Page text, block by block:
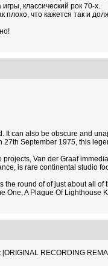
классический рок 70-х.
что кажется так и
can also be obscure and
September 1975, this
Van der Graaf
is rare continental studio
round of of just about all of
A Plague Of Lighthouse
RECORDING